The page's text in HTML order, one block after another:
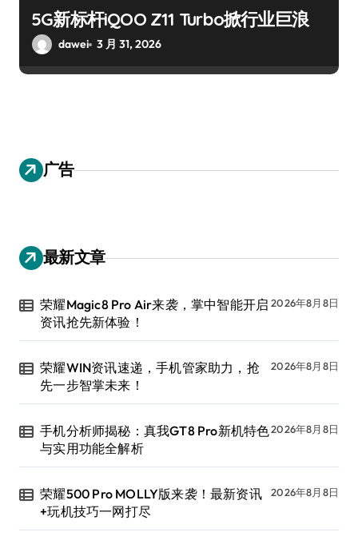
5G新标杆iQOO Z11 Turbo掀行业巨浪
dawei 3 月 31, 2026
广告
最新文章
荣耀Magic8 Pro Air来袭，掌中智能开启
资讯抢先新体验！
2026年8月8日
荣耀WIN资讯速递，手机管家助力，抢
先一步智掌未来！
2026年8月8日
手机分析师揭秘：真我GT8 Pro新机特色
与实用功能全解析
2026年8月8日
荣耀500 Pro MOLLY版来袭！最新资讯
+玩机技巧一网打尽
2026年8月8日